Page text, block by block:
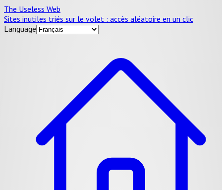
The Useless Web
Sites inutiles triés sur le volet : accès aléatoire en un clic
Language